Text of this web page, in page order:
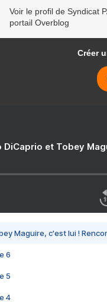
Voir le profil de Syndicat
portail Overblog
Créer
DiCaprio et Tobey
Maguire, c'est lui !
6
5
4